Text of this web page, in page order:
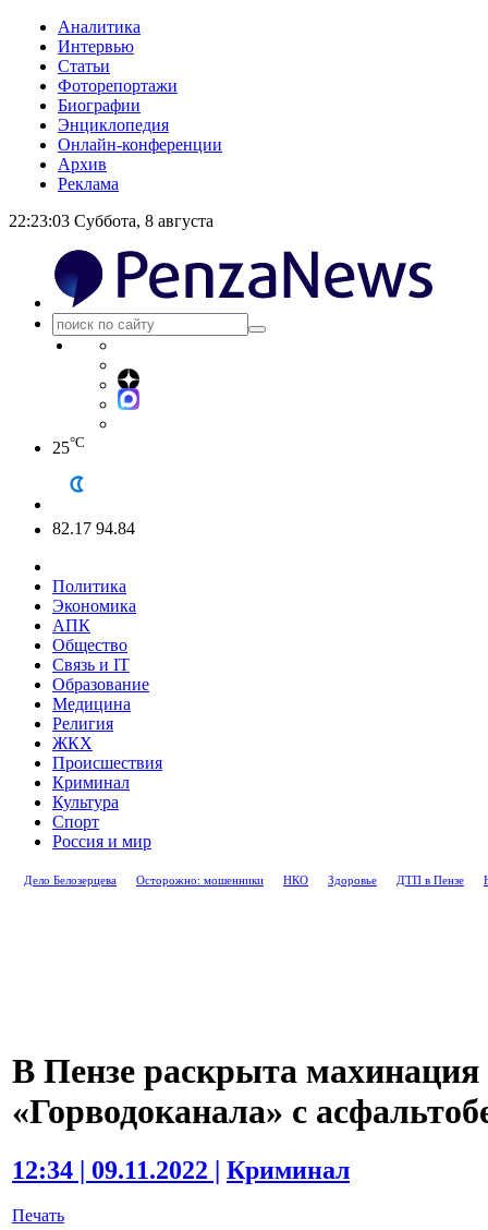
Аналитика
Интервью
Статьи
Фоторепортажи
Биографии
Энциклопедия
Онлайн-конференции
Архив
Реклама
22:23:04 Суббота, 8 августа
25°C
82.17 94.84
Политика
Экономика
АПК
Общество
Связь и IT
Образование
Медицина
Религия
ЖКХ
Происшествия
Криминал
Культура
Спорт
Россия и мир
Дело Белозерцева Осторожно: мошенники НКО Здоровье ДТП в Пензе
В Пензе раскрыта махинация
«Горводоканала» с
12:34 | 09.11.2022 | Криминал
Печать